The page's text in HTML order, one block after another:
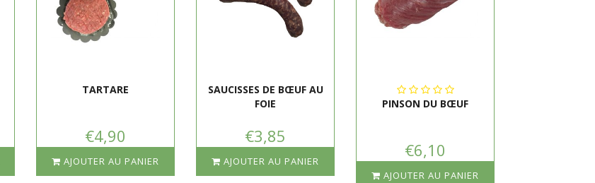
TARTARE
€4,90
AJOUTER AU PANIER
SAUCISSES DE BŒUF AU
FOIE
€3,85
AJOUTER AU PANIER
PINSON DU BŒUF
€6,10
AJOUTER AU PANIER